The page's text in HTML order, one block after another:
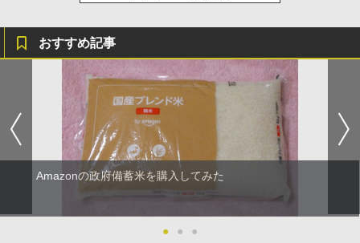
おすすめ記事
Amazonの政府備蓄米を購入してみた
● ● ●